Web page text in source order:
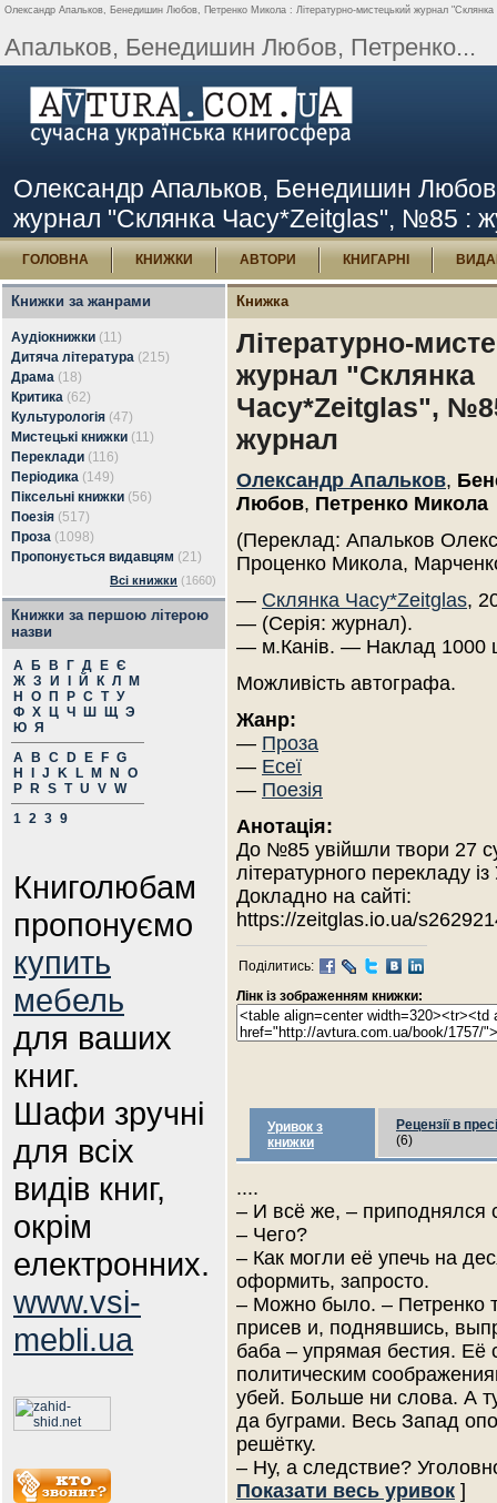
Олександр Апальков, Бенедишин Любов, Петренко Микола : Літературно-мистецький журнал
Апальков, Бенедишин Любов, Петренко...
Олександр Апальков, Бенедишин
журнал "Склянка Часу*Zeitglas", №85 :
ГОЛОВНА КНИЖКИ АВТОРИ КНИГАРНІ
Книжки за жанрами
Аудіокнижки (11)
Дитяча література (215)
Драма (18)
Критика (62)
Культурологія (47)
Мистецькі книжки (11)
Переклади (116)
Періодика (149)
Піксельні книжки (56)
Поезія (517)
Проза (1098)
Пропонується видавцям (21)
Всі книжки (1660)
Книжки за першою літерою
назви
А Б В Г Д Е Є
Ж З И Й К Л
М
Н
О П Р С Т У
Ф Х Ц Ч Ш Щ Э
Ю Я
A
B C D E F G
H
J K L M N
O
P
R S T U V W
1 2 3 9
Книголюбам
пропонуємо
купить
мебель
для ваших
книг.
Шафи зручні
для всіх
видів книг,
окрім
електронних.
www.vsi-
mebli.ua
Книжка
Літературно-
журнал "Склянка
Часу*Zeitglas",
журнал
Олександр Апальков,
Любов, Петренко Микола
(Переклад: Апальков
Проценко Микола,
— Склянка Часу*Zeitglas,
— (Серія: журнал).
— м.Канів. — Наклад 1000
Можливість автографа.
Жанр:
— Проза
— Есеї
— Поезія
Анотація:
До №85 увійшли твори 27
літературного перекладу
Докладно на сайті:
https://zeitglas.io.ua/
Поділитись:
Лінк із зображенням книжки:
Уривок з
книжки
Рецензії в пресі
(6)
....
– И всё же, – приподнялся
– Чего?
– Как могли её упечь на
оформить, запросто.
– Можно было. – Петренко
присев и, поднявшись,
баба – упрямая бестия.
политическим
убей. Больше ни слова. А
да буграми. Весь Запад
решётку.
– Ну, а следствие?
Показати весь уривок ]